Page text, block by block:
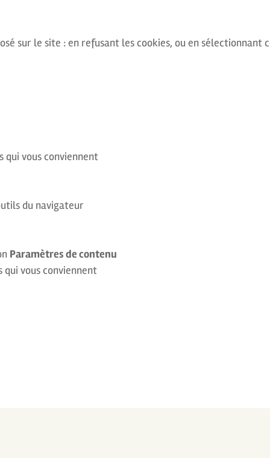
sur le site : en refusant les cookies, ou en sélectionnant
vous conviennent
du navigateur
Paramètres de contenu
qui vous conviennent